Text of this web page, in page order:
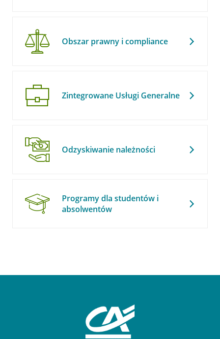
Obszar prawny i compliance
Zintegrowane Usługi Generalne
Odzyskiwanie należności
Programy dla studentów i
absolwentów